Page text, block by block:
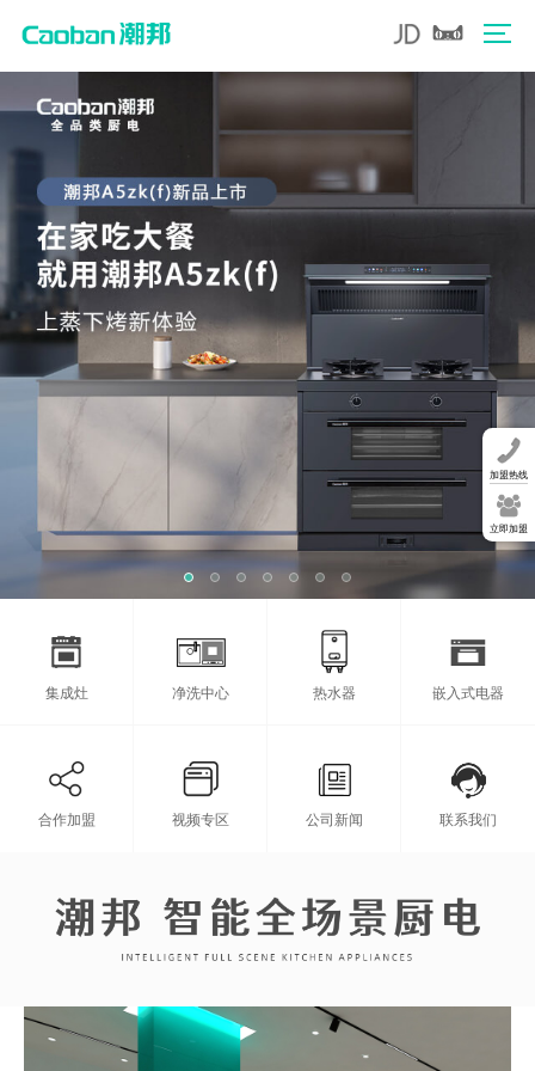
集成灶 净洗中心 热水器 嵌入式电器
合作加盟 视频专区 公司新闻 联系我们
加盟热线
立即加盟